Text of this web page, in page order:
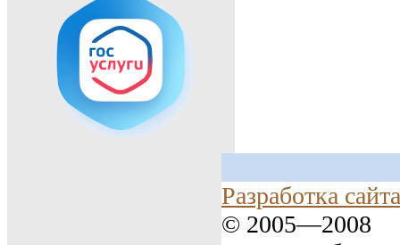
Разработка сайта
© 2005—2008